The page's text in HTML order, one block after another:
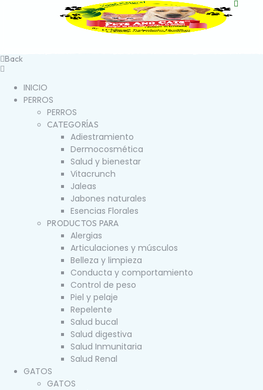
Back
INICIO
PERROS
PERROS
CATEGORÍAS
Adiestramiento
Dermocosmética
Salud y bienestar
Vitacrunch
Jaleas
Jabones naturales
Esencias Florales
PRODUCTOS PARA
Alergias
Articulaciones y músculos
Belleza y limpieza
Conducta y comportamiento
Control de peso
Piel y pelaje
Repelente
Salud bucal
Salud digestiva
Salud Inmunitaria
Salud Renal
GATOS
GATOS